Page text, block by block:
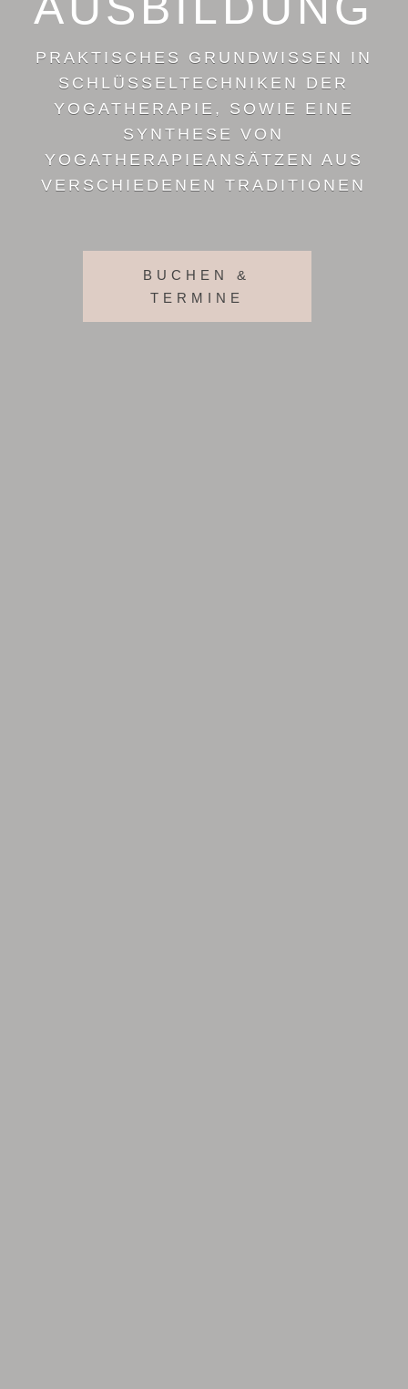
PRAKTISCHES GRUNDWISSEN IN
SCHLÜSSELTECHNIKEN DER
YOGATHERAPIE, SOWIE EINE
SYNTHESE VON
YOGATHERAPIEANSÄTZEN AUS
VERSCHIEDENEN TRADITIONEN
BUCHEN &
TERMINE